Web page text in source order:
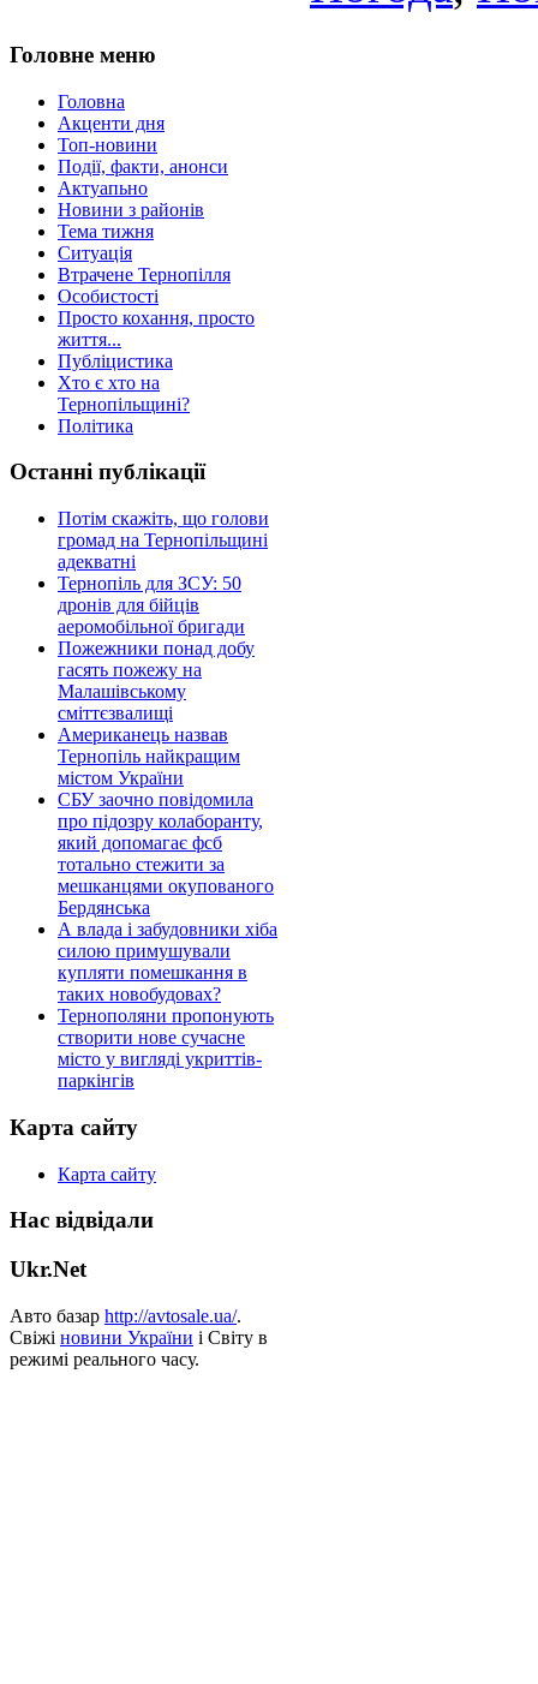
Головне меню
Головна
Акценти дня
Топ-новини
Події, факти, анонси
Актуапьно
Новини з районів
Тема тижня
Ситуація
Втрачене Тернопілля
Особистості
Просто кохання, просто
життя...
Публіцистика
Хто є хто на
Тернопільщині?
Політика
Останні публікації
Потім скажіть, що голови
громад на Тернопільщині
адекватні
Тернопіль для ЗСУ: 50
дронів для бійців
аеромобільної бригади
Пожежники понад добу
гасять пожежу на
Малашівському
сміттєзвалищі
Американець назвав
Тернопіль найкращим
містом України
СБУ заочно повідомила
про підозру колаборанту,
який допомагає фсб
тотально стежити за
мешканцями окупованого
Бердянська
А влада і забудовники хіба
силою примушували
купляти помешкання в
таких новобудовах?
Тернополяни пропонують
створити нове сучасне
місто у вигляді укриттів-
паркінгів
Карта сайту
Карта сайту
Нас відвідали
Ukr.Net
Авто базар http://avtosale.ua/.
Свіжі новини України і Світу в
режимі реального часу.